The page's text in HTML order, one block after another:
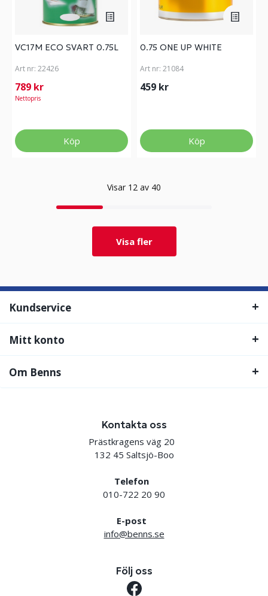
VC17M ECO SVART 0.75L
Art nr: 22426
789 kr
Nettopris
Köp
0.75 ONE UP WHITE
Art nr: 21084
459 kr
Köp
Visar 12 av 40
Visa fler
Kundservice
Mitt konto
Om Benns
Kontakta oss
Prästkragens väg 20
132 45 Saltsjö-Boo
Telefon
010-722 20 90
E-post
info@benns.se
Följ oss